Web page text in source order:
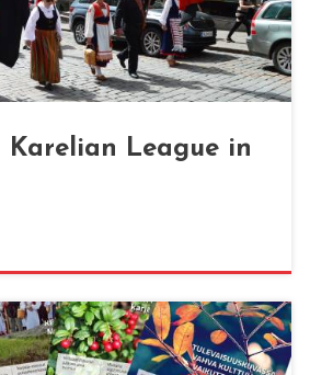
Ka­re­lian Lea­gue in